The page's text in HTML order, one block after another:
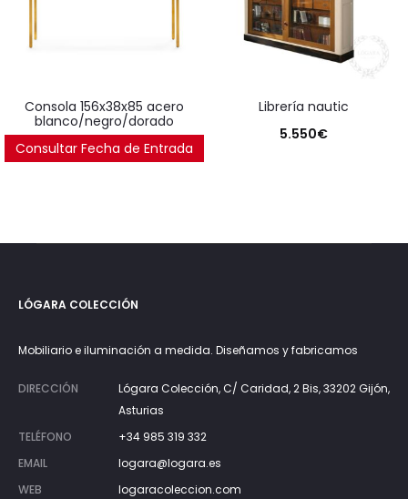
consola 156x38x85 acero
blanco/negro/dorado
1.914€
Consultar Fecha de Entrada
librería nautic
5.550€
LÓGARA COLECCIÓN
Mobiliario e iluminación a medida. Diseñamos y fabricamos
DIRECCIÓN
Lógara Colección, C/ Caridad, 2 Bis, 33202 Gijón,
Asturias
TELÉFONO
+34 985 319 332
EMAIL
logara@logara.es
WEB
logaracoleccion.com